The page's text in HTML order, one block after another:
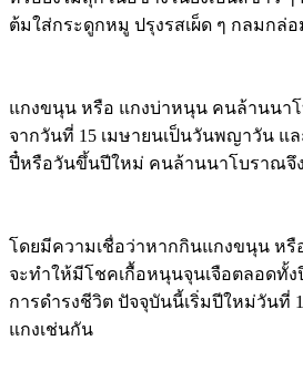
ต้มใส่กระดูกหมู ปรุงรสเผ็ด ๆ กลมกล่อ
แกงขนุน หรือ แกงบ่าหนุน คนล้านนา
จากวันที่ 15 เมษายนเป็นวันพญาวัน แ
ปี๋หรือวันขึ้นปีใหม่ คนล้านนาโบราณจึ
โดยมีความเชื่อว่าหากกินแกงขนุน หรื
จะทำให้มีโชคเกื้อหนุนจุนเจือตลอดทั้
การดำรงชีวิต ปัจจุบันนี้เริ่มปีใหม่วันที่
แกงเช่นกัน